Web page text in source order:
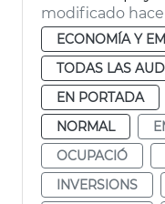
modificado hace
ECONOMÍA Y
TODAS LAS
EN PORTADA
NORMAL
OCUPACIÓ
INVERSIONS